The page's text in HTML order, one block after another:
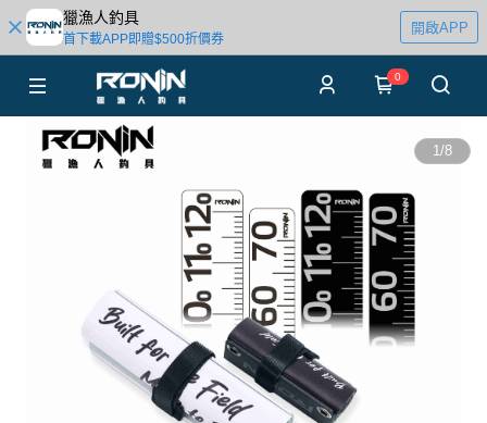
獵漁人釣具
首下載APP即贈$500折價券
開啟APP
0
1/8